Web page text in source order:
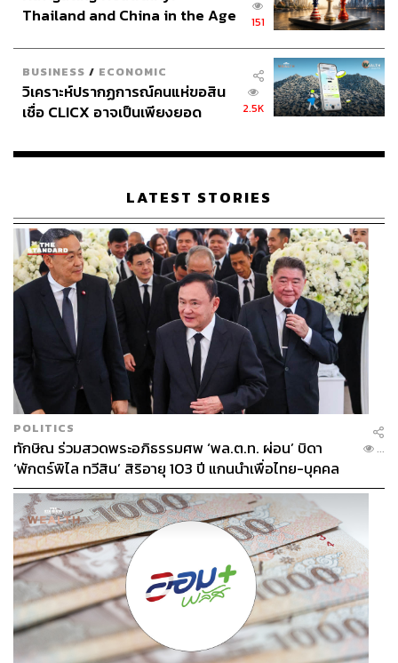
Thailand and China in the Age
151
BUSINESS / ECONOMIC
วิเคราะห์ปรากฏการณ์คนแห่ขอสิน
เชื่อ CLICX อาจเป็นเพียงยอด
เรือนไทยที่ถูกซุกไว้
2.5K
LATEST STORIES
POLITICS
ทักษิณ ร่วมสวดพระอภิธรรมศพ ‘พล.ต.ท. ผ่อน’ บิดา
‘พักตร์พิไล ทวีสิน’ สิริอายุ 103 ปี แกนนำเพื่อไทย-บุคคล
หลากวงการร่วมอาลัย
...